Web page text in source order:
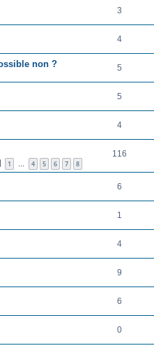
3
4
non ? 5
5
4
1 … 4 5 6 7 8
116
6
1
4
9
6
0